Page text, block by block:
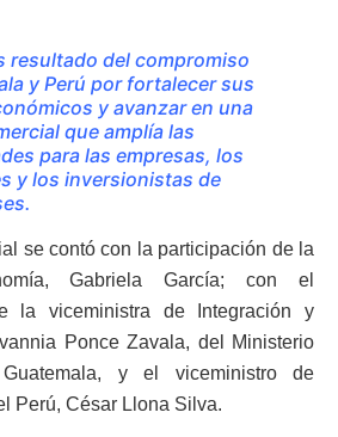
resultado del compromiso
y Perú por fortalecer sus
y avanzar en una
que amplía las
para las empresas, los
y los inversionistas de
se contó con la participación de la
Gabriela García; con el
la viceministra de Integración y
Ponce Zavala, del Ministerio
y el viceministro de
Perú, César Llona Silva.